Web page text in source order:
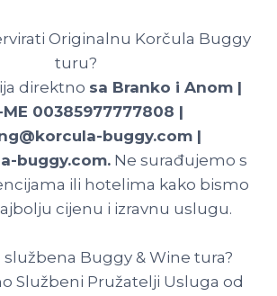
Originalnu Korčula Buggy
turu?
direktno sa Branko i Anom |
00385977777808 |
buggy.com |
buggy.com. Ne surađujemo s
ili hotelima kako bismo
cijenu i izravnu uslugu.
Buggy & Wine tura?
Službeni Pružatelji Usluga od